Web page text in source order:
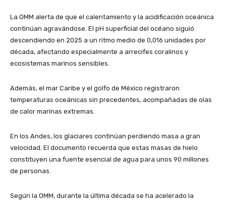
La OMM alerta de que el calentamiento y la acidificación oceánica
continúan agravándose. El pH superficial del océano siguió
descendiendo en 2025 a un ritmo medio de 0,016 unidades por
década, afectando especialmente a arrecifes coralinos y
ecosistemas marinos sensibles.
Además, el mar Caribe y el golfo de México registraron
temperaturas oceánicas sin precedentes, acompañadas de olas
de calor marinas extremas.
En los Andes, los glaciares continúan perdiendo masa a gran
velocidad. El documento recuerda que estas masas de hielo
constituyen una fuente esencial de agua para unos 90 millones
de personas.
Según la OMM, durante la última década se ha acelerado la